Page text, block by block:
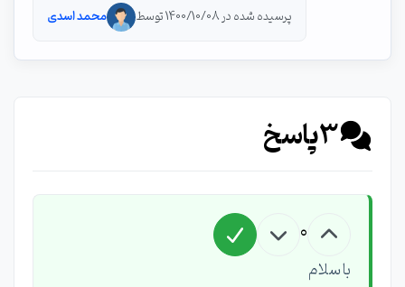
پرسیده شده در 1400/10/08 توسط محمد اسدی
3پاسخ
0
با سلام